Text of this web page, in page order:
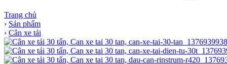
Trang chủ
› Sản phẩm
› Cân xe tải